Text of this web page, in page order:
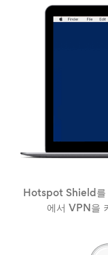
Hotspot Shield를
에서 VPN을